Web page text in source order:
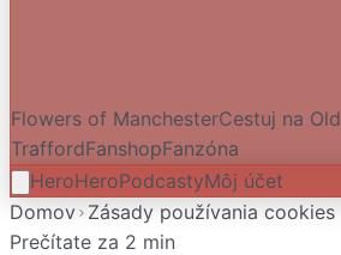
Flowers of ManchesterCestuj na Old
TraffordFanshopFanzóna
HeroHeroPodcastyMôj účet
Domov Zásady používania cookies
Prečítate za 2 min